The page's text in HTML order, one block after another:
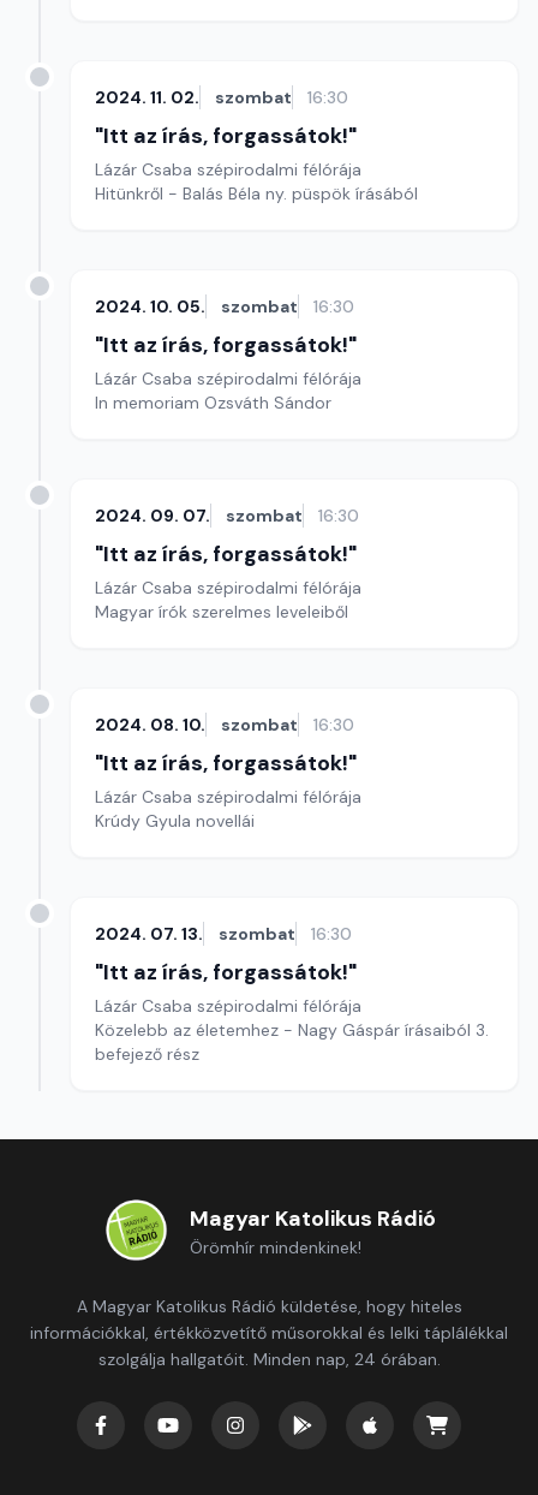
2024. 11. 02. szombat 16:30
"Itt az írás, forgassátok!"
Lázár Csaba szépirodalmi félórája
Hitünkről - Balás Béla ny. püspök írásából
2024. 10. 05. szombat 16:30
"Itt az írás, forgassátok!"
Lázár Csaba szépirodalmi félórája
In memoriam Ozsváth Sándor
2024. 09. 07. szombat 16:30
"Itt az írás, forgassátok!"
Lázár Csaba szépirodalmi félórája
Magyar írók szerelmes leveleiből
2024. 08. 10. szombat 16:30
"Itt az írás, forgassátok!"
Lázár Csaba szépirodalmi félórája
Krúdy Gyula novellái
2024. 07. 13. szombat 16:30
"Itt az írás, forgassátok!"
Lázár Csaba szépirodalmi félórája
Közelebb az életemhez - Nagy Gáspár írásaiból 3.
befejező rész
Magyar Katolikus Rádió
Örömhír mindenkinek!
A Magyar Katolikus Rádió küldetése, hogy hiteles
információkkal, értékközvetítő műsorokkal és lelki táplálékkal
szolgálja hallgatóit. Minden nap, 24 órában.